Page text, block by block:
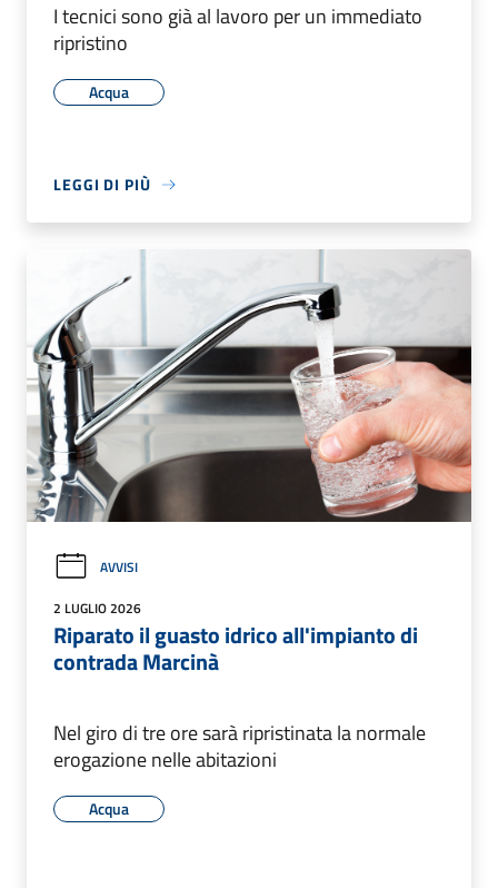
I tecnici sono già al lavoro per un immediato
ripristino
Acqua
LEGGI DI PIÙ
AVVISI
2 LUGLIO 2026
Riparato il guasto idrico all'impianto di
contrada Marcinà
Nel giro di tre ore sarà ripristinata la normale
erogazione nelle abitazioni
Acqua